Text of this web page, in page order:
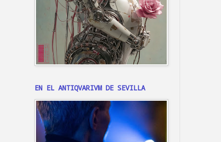
EN EL ANTIQVARIVM DE SEVILLA